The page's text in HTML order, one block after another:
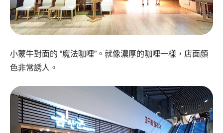
小蒙牛對面的 “魔法咖哩”。就像濃厚的咖哩一樣，店面顏
色非常誘人。